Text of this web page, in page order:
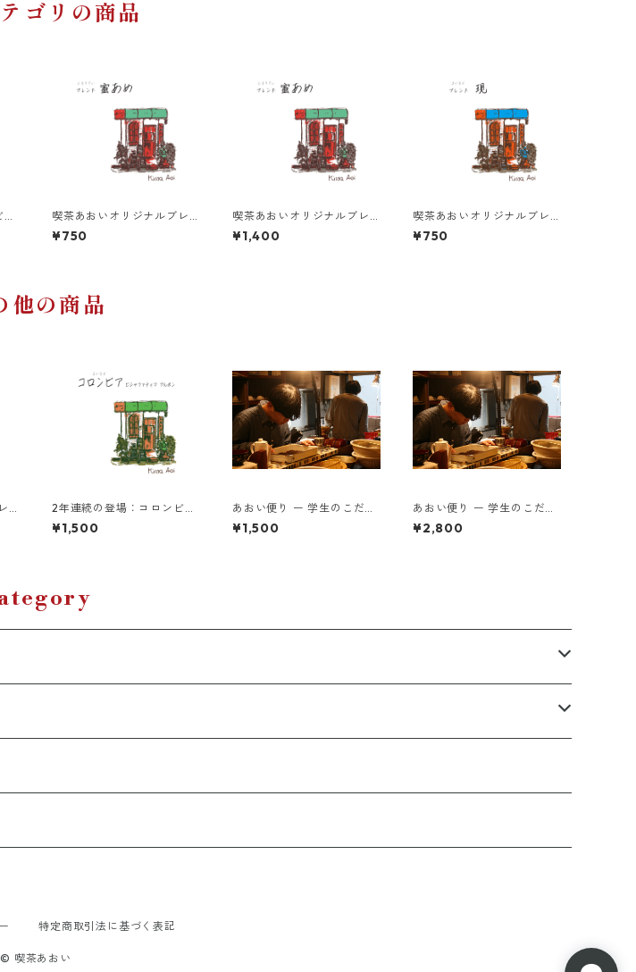
ゴリの商品
喫茶あおいオリジナルブレ
ンド 蜜あめ 100g
¥750
喫茶あおいオリジナルブレ
ンド 蜜あめ 200g
¥1,400
喫茶あおいオリジナルブレ
ンド 現 100g
¥750
他の商品
2年連続の登場：コロンビア
中浅煎り ビジャファティマ
ブルボン 200g
¥1,500
あおい便り ー 学生のこだわ
りとともに届く、月に一度
の珈琲時間 ー100g×2種類
¥1,500
あおい便り ー 学生のこだわ
りとともに届く、月に一度
の珈琲時間 ー200g×2種類
¥2,800
特定商取引法に基づく表記
© 喫茶あおい